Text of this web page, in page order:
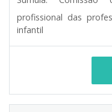
profissional das
infantil